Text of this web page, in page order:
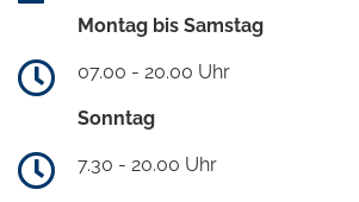
Montag bis Samstag
07.00 - 20.00 Uhr
Sonntag
7.30 - 20.00 Uhr